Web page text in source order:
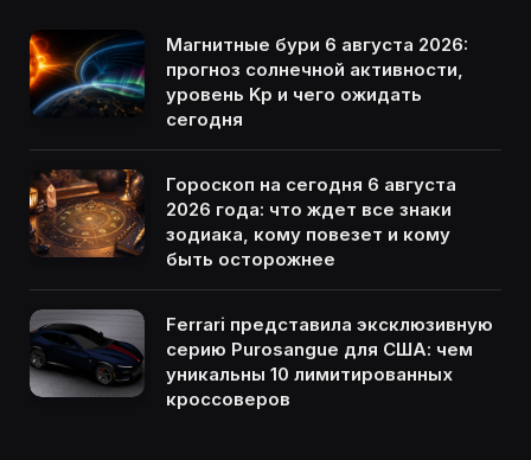
Магнитные бури 6 августа 2026:
прогноз солнечной активности,
уровень Kp и чего ожидать
сегодня
Гороскоп на сегодня 6 августа
2026 года: что ждет все знаки
зодиака, кому повезет и кому
быть осторожнее
Ferrari представила эксклюзивную
серию Purosangue для США: чем
уникальны 10 лимитированных
кроссоверов